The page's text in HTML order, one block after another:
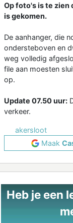
Op foto's is te zien
is gekomen.
De aanhanger, die
ondersteboven en
weg volledig
file aan moesten
op.
Update 07.50 uur:
verkeer.
akersloot
Maak
Heb je een